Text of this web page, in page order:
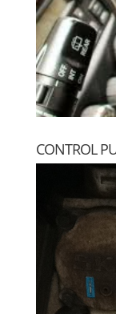
CONTROL